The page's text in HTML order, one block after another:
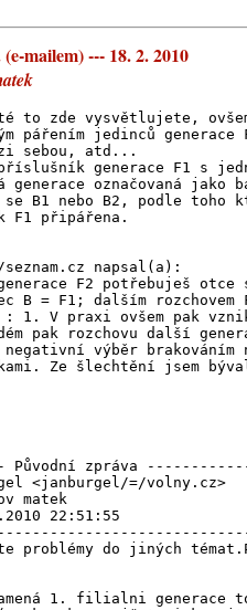
mailem) --- 18. 2. 2010
to zde vysvětlujete,
pářením jedinců
sebou, atd...
generace F1 s
generace označovaná jako
B1 nebo B2, podle toho
F1 připářena.
napsal(a):
F2 potřebuješ otce
B = F1; dalším
: 1. V praxi ovšem pak
pak rozchovu další
výběr brakováním
Ze šlechtění jsem
zpráva
<janburgel/=/volny.cz>
matek
22:51:55
problémy do jiných
1. filialni generace